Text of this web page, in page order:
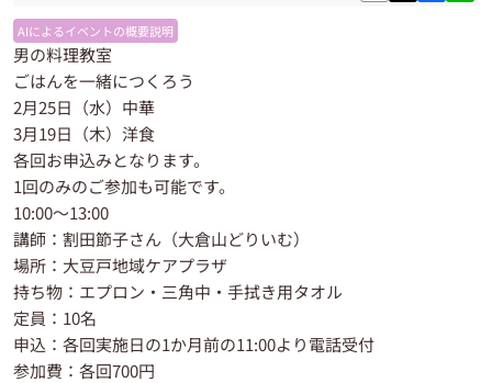
AIによるイベントの概要説明
男の料理教室
ごはんを一緒につくろう
2月25日（水）中華
3月19日（木）洋食
各回お申込みとなります。
1回のみのご参加も可能です。
10:00～13:00
講師：割田節子さん（大倉山どりいむ）
場所：大豆戸地域ケアプラザ
持ち物：エプロン・三角中・手拭き用タオル
定員：10名
申込：各回実施日の1か月前の11:00より電話受付
参加費：各回700円